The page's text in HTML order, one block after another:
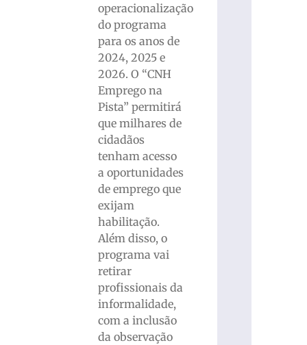
operacionalização
do programa
para os anos de
2024, 2025 e
2026. O “CNH
Emprego na
Pista” permitirá
que milhares de
cidadãos
tenham acesso
a oportunidades
de emprego que
exijam
habilitação.
Além disso, o
programa vai
retirar
profissionais da
informalidade,
com a inclusão
da observação